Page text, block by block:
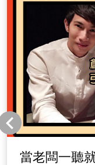
當老闆一聽